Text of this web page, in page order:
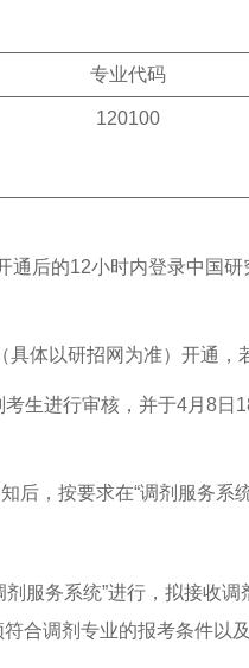
专业代码
120100
通后的12小时内登录中国
具体以研招网为准）开通，
生进行审核，并于4月8日
后，按要求在“调剂服务系
服务系统”进行，拟接收
合调剂专业的报考条件以